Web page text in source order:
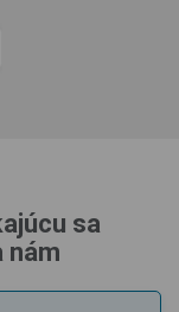
sa
nám